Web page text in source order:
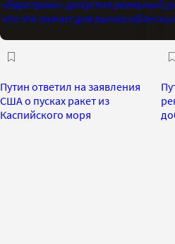
«Евротранс» допустил реальный
что это значит для рынка
Путин ответил на заявления
США о пусках ракет из
Каспийского моря